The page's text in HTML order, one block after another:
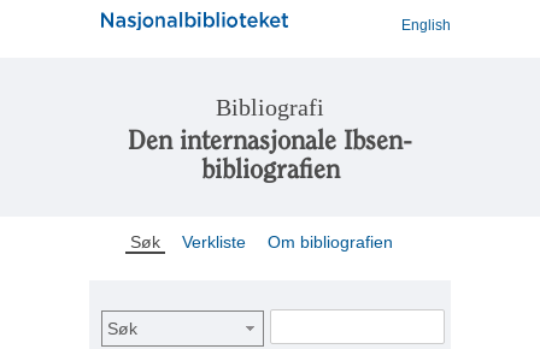
English
Bibliografi
Den internasjonale Ibsen-
bibliografien
Søk Verkliste Om bibliografien
Søk